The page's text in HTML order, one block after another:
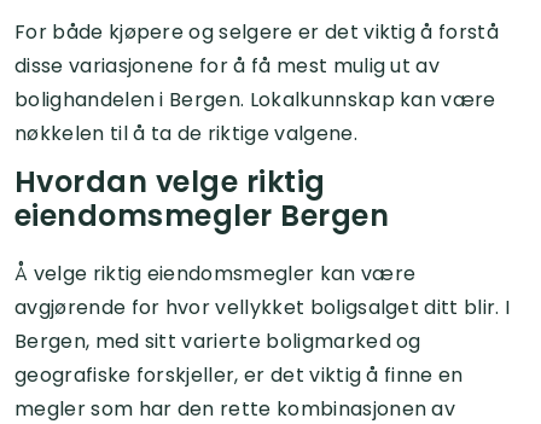
For både kjøpere og selgere er det viktig å forstå
disse variasjonene for å få mest mulig ut av
bolighandelen i Bergen. Lokalkunnskap kan være
nøkkelen til å ta de riktige valgene.
Hvordan velge riktig
eiendomsmegler Bergen
Å velge riktig eiendomsmegler kan være
avgjørende for hvor vellykket boligsalget ditt blir. I
Bergen, med sitt varierte boligmarked og
geografiske forskjeller, er det viktig å finne en
megler som har den rette kombinasjonen av